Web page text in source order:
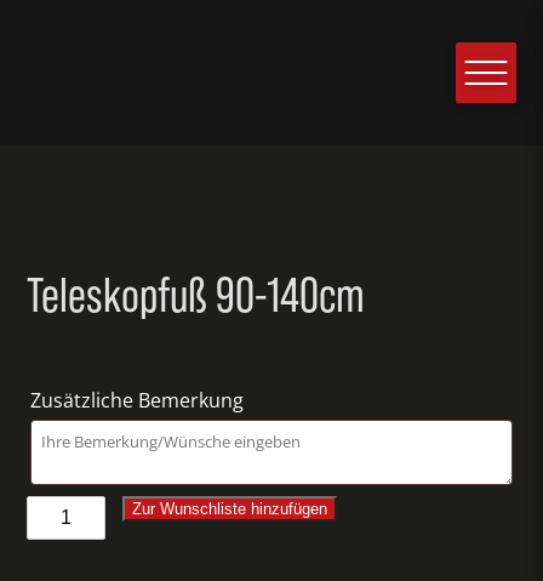
Teleskopfuß 90-140cm
Zusätzliche Bemerkung
Teleskopfuß
90-
Zur Wunschliste hinzufügen